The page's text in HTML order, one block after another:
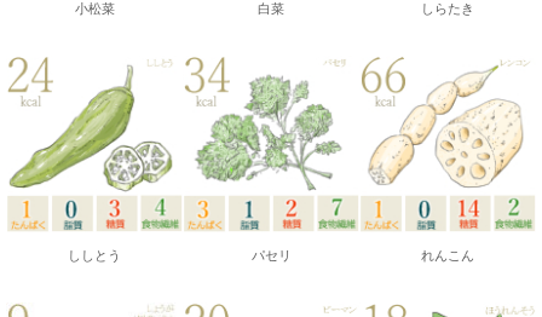
小松菜
ししとう
白菜
パセリ
しらたき
れんこん